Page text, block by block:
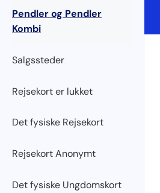
Pendler og Pendler
Kombi
Salgssteder
Rejsekort er lukket
Det fysiske Rejsekort
Rejsekort Anonymt
Det fysiske Ungdomskort